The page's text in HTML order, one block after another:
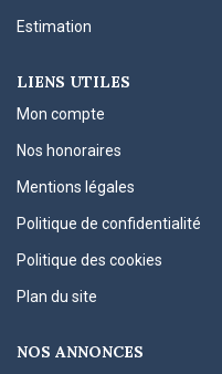
Estimation
LIENS UTILES
Mon compte
Nos honoraires
Mentions légales
Politique de confidentialité
Politique des cookies
Plan du site
NOS ANNONCES